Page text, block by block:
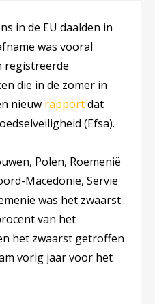
in de EU daalden in
was vooral
registreerde
die in de zomer in
nieuw rapportdat
(Efsa).
Polen, Roemenië
Macedonië, Servië
was het zwaarst
van het
het zwaarst getroffen
vorig jaar voor het